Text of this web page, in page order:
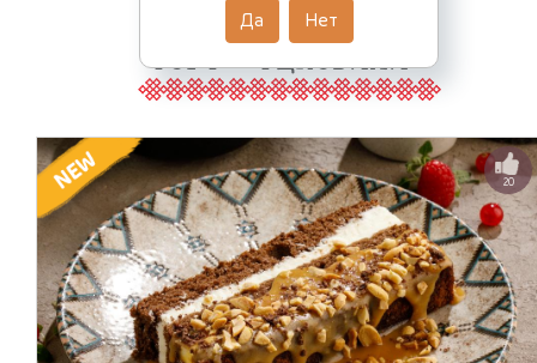
Да Нет
ТОРТ «ТЦНОБИЛИ»
20